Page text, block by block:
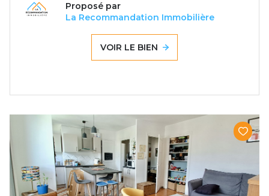
Proposé par
La Recommandation Immobilière
VOIR LE BIEN